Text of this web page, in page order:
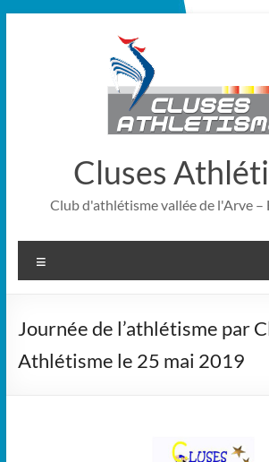
Cluses
Club d'athlétisme vallée de l'Arve –
Journée de l’athlétisme par
Athlétisme le 25 mai 2019